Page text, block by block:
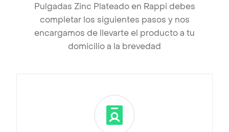
Pulgadas Zinc Plateado en Rappi debes
completar los siguientes pasos y nos
encargamos de llevarte el producto a tu
domicilio a la brevedad